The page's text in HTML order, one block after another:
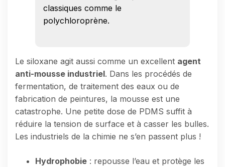
classiques comme le
polychloroprène.
Le siloxane agit aussi comme un excellent agent
anti-mousse industriel. Dans les procédés de
fermentation, de traitement des eaux ou de
fabrication de peintures, la mousse est une
catastrophe. Une petite dose de PDMS suffit à
réduire la tension de surface et à casser les bulles.
Les industriels de la chimie ne s’en passent plus !
Hydrophobie : repousse l’eau et protège les